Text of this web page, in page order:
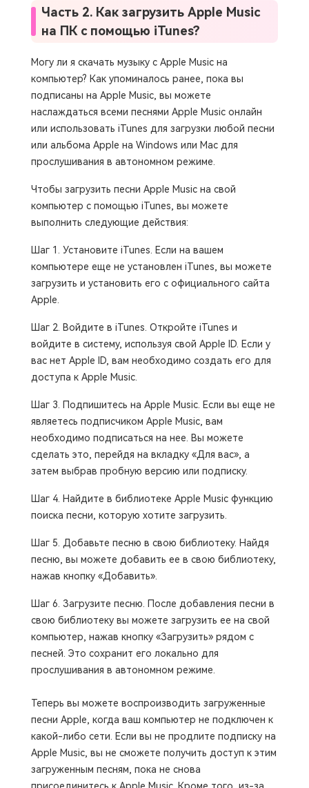
Часть 2. Как загрузить Apple Music
на ПК с помощью iTunes?
Могу ли я скачать музыку с Apple Music на
компьютер? Как упоминалось ранее, пока вы
подписаны на Apple Music, вы можете
наслаждаться всеми песнями Apple Music онлайн
или использовать iTunes для загрузки любой песни
или альбома Apple на Windows или Mac для
прослушивания в автономном режиме.
Чтобы загрузить песни Apple Music на свой
компьютер с помощью iTunes, вы можете
выполнить следующие действия:
Шаг 1. Установите iTunes. Если на вашем
компьютере еще не установлен iTunes, вы можете
загрузить и установить его с официального сайта
Apple.
Шаг 2. Войдите в iTunes. Откройте iTunes и
войдите в систему, используя свой Apple ID. Если у
вас нет Apple ID, вам необходимо создать его для
доступа к Apple Music.
Шаг 3. Подпишитесь на Apple Music. Если вы еще не
являетесь подписчиком Apple Music, вам
необходимо подписаться на нее. Вы можете
сделать это, перейдя на вкладку «Для вас», а
затем выбрав пробную версию или подписку.
Шаг 4. Найдите в библиотеке Apple Music функцию
поиска песни, которую хотите загрузить.
Шаг 5. Добавьте песню в свою библиотеку. Найдя
песню, вы можете добавить ее в свою библиотеку,
нажав кнопку «Добавить».
Шаг 6. Загрузите песню. После добавления песни в
свою библиотеку вы можете загрузить ее на свой
компьютер, нажав кнопку «Загрузить» рядом с
песней. Это сохранит его локально для
прослушивания в автономном режиме.
Теперь вы можете воспроизводить загруженные
песни Apple, когда ваш компьютер не подключен к
какой-либо сети. Если вы не продлите подписку на
Apple Music, вы не сможете получить доступ к этим
загруженным песням, пока не снова